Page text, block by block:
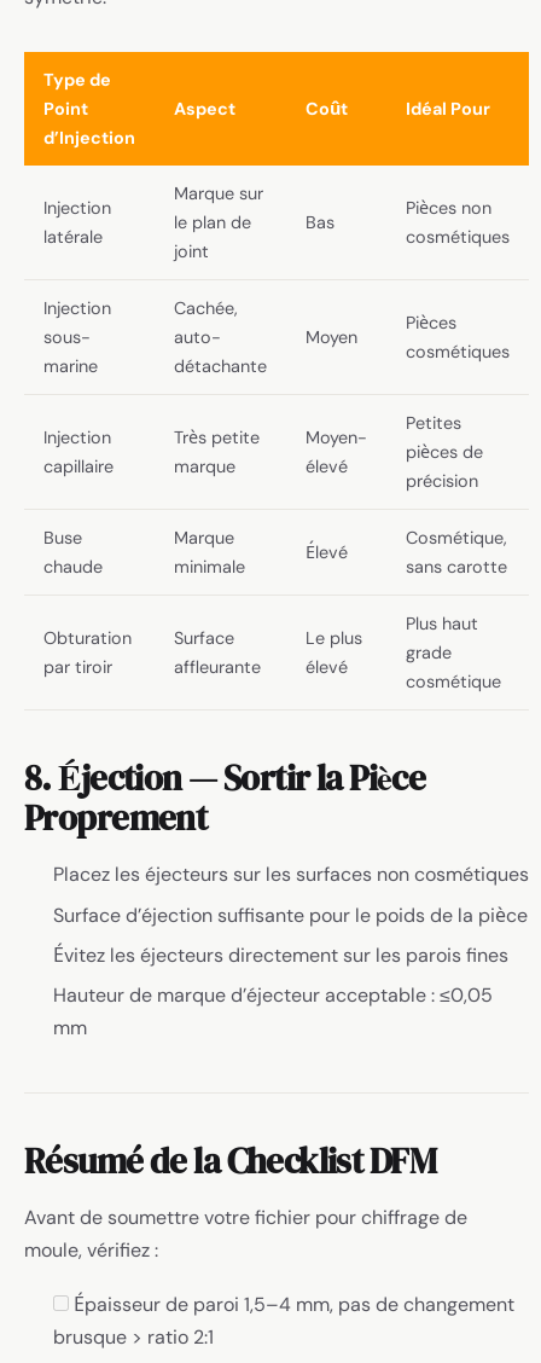
Type de
Point
d’Injection
Aspect Coût Idéal Pour
Injection
latérale
Marque sur
le plan de
joint
Bas
Pièces non
cosmétiques
Injection
sous-
marine
Cachée,
auto-
détachante
Moyen
Pièces
cosmétiques
Injection
capillaire
Très petite
marque
Moyen-
élevé
Petites
pièces de
précision
Buse
chaude
Marque
minimale
Élevé
Cosmétique,
sans carotte
Obturation
par tiroir
Surface
affleurante
Le plus
élevé
Plus haut
grade
cosmétique
8. Éjection — Sortir la Pièce
Proprement
Placez les éjecteurs sur les surfaces non cosmétiques
Surface d’éjection suffisante pour le poids de la pièce
Évitez les éjecteurs directement sur les parois fines
Hauteur de marque d’éjecteur acceptable : ≤0,05
mm
Résumé de la Checklist DFM
Avant de soumettre votre fichier pour chiffrage de
moule, vérifiez :
Épaisseur de paroi 1,5–4 mm, pas de changement
brusque > ratio 2:1